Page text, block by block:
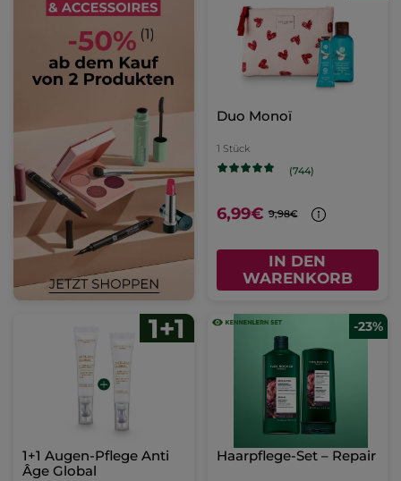
Duo Monoï
1 Stück
(744)
6,99€ 9,98€
IN DEN
WARENKORB
1+1 Augen-Pflege Anti
Âge Global
-23%
Haarpflege-Set – Repair